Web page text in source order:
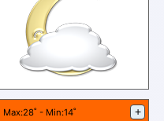
Max:28˚ - Min:14˚ +